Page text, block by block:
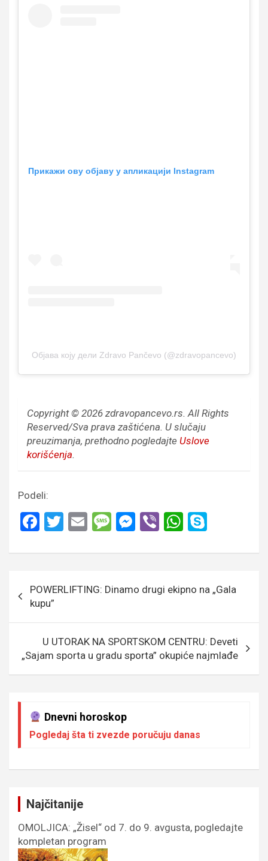
Прикажи ову објаву у апликацији Instagram
Објава коју дели Zdravo Pančevo (@zdravopancevo)
Copyright © 2026 zdravopancevo.rs. All Rights
Reserved/Sva prava zaštićena. U slučaju
preuzimanja, prethodno pogledajte Uslove
korišćenja.
Podeli:
F
ce
o
o
k
T
tt
E
ail
M
s
g
e
M
se
g
er
Vi
er
W
at
A
p
p
p
чланка
POWERLIFTING: Dinamo drugi ekipno na „Gala
kupu”
U UTORAK NA SPORTSKOM CENTRU: Deveti
„Sajam sporta u gradu sporta” okupiće najmlađe
Dnevni horoskop
Pogledaj šta ti zvezde poručuju danas
Najčitanije
OMOLJICA: „Žisel“ od 7. do 9. avgusta, pogledajte
kompletan program